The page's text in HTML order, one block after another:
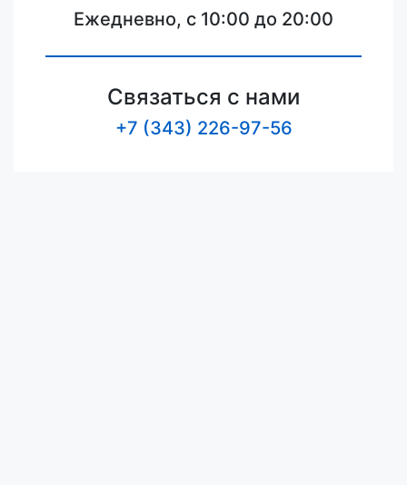
Ежедневно, с 10:00 до 20:00
Связаться с нами
+7 (343) 226-97-56